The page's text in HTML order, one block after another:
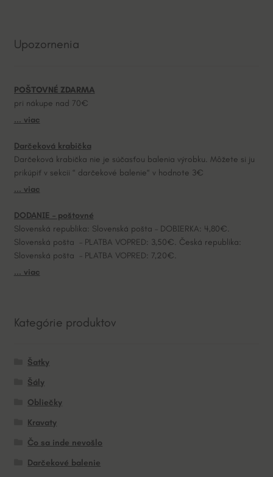
Upozornenia
POŠTOVNÉ ZDARMA
pri nákupe nad 70€
... viac
Darčeková krabička
Darčeková krabička nie je súčasťou balenia výrobku. Môžete si ju
prikúpiť v sekcii “ darčekové balenie“ v hodnote 3€
... viac
DODANIE – poštovné
Slovenská republika: Slovenská pošta – DOBIERKA: 4,80€.
Slovenská pošta – PLATBA VOPRED: 3,50€. Česká republika:
Slovenská pošta – PLATBA VOPRED: 7,20€.
... viac
Kategórie produktov
Šatky
Šály
Obliečky
Kravaty
Čo sa inde nevošlo
Darčekové balenie